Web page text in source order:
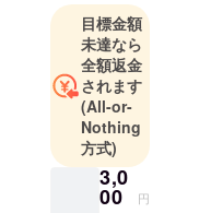
目標金額
未達なら
全額返金
されます
(All-or-
Nothing
方式)
3,0
00 円